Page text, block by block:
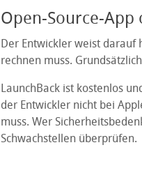
Open-Source-
Der Entwickler weist darauf
rechnen muss.
LaunchBack ist kostenlos
der Entwickler nicht bei
muss. Wer
Schwachstellen überprüfen.